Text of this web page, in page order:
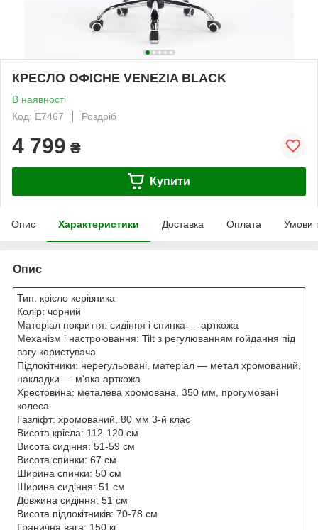
КРЕСЛО ОФІСНЕ VENEZIA BLACK
В наявності
Код: Е7467
Роздріб
4 799 ₴
Купити
Опис Характеристики Доставка Оплата Умови
Опис
Тип: крісло керівника
Колір: чорний
Матеріал покриття: сидіння і спинка — арткожа
Механізм і настроювання: Tilt з регулюванням гойдання під
вагу користувача
Підлокітники: нерегульовані, матеріал — метал хромований,
накладки — м'яка арткожа
Хрестовина: металева хромована, 350 мм, прогумовані
колеса
Газліфт: хромований, 80 мм 3-й клас
Висота крісла: 112-120 см
Висота сидіння: 51-59 см
Висота спинки: 67 см
Ширина спинки: 50 см
Ширина сидіння: 51 см
Довжина сидіння: 51 см
Висота підлокітників: 70-78 см
Гранична вага: 150 кг